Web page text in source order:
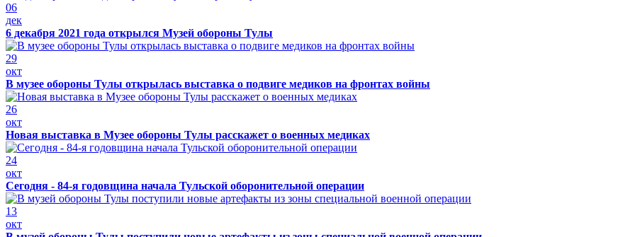
06
дек
6 декабря 2021 года открылся Музей обороны Тулы
29
окт
В музее обороны Тулы открылась выставка о подвиге медиков на фронтах войны
26
окт
Новая выставка в Музее обороны Тулы расскажет о военных медиках
24
окт
Сегодня - 84-я годовщина начала Тульской оборонительной операции
13
окт